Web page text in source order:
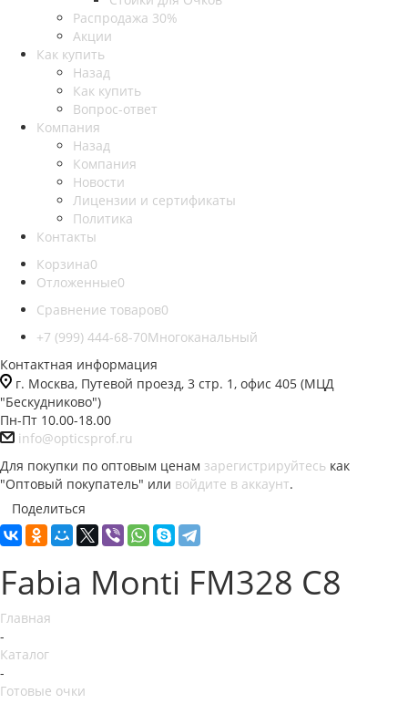
Распродажа 30%
Акции
Как купить
Назад
Как купить
Вопрос-ответ
Компания
Назад
Компания
Новости
Лицензии и сертификаты
Политика
Контакты
Корзина0
Отложенные0
Сравнение товаров0
+7 (999) 444-68-70Многоканальный
Контактная информация
г. Москва, Путевой проезд, 3 стр. 1, офис 405 (МЦД
"Бескудниково")
Пн-Пт 10.00-18.00
info@opticsprof.ru
Для покупки по оптовым ценам зарегистрируйтесь как
"Оптовый покупатель" или войдите в аккаунт.
Поделиться
Fabia Monti FM328 C8
Главная
-
Каталог
-
Готовые очки